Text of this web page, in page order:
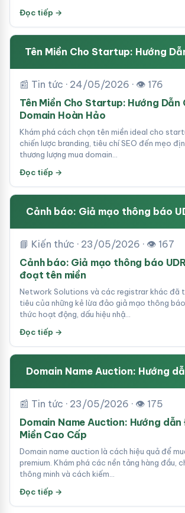
Đọc tiếp →
Tên Miền Cho Startup: Hướng
📰 Tin tức · 24/05/2026 · 👁 176
Tên Miền Cho Startup: Hướng Dẫn
Domain Hoàn Hảo
Khám phá cách chọn tên miền ideal cho
chiến lược branding, tiêu chí SEO đến mẹo
thương lượng mua domain…
Đọc tiếp →
Cảnh báo: Giả mạo thông báo
📘 Kiến thức · 23/05/2026 · 👁 167
Cảnh báo: Giả mạo thông báo
đoạt tên miền
Network Solutions và các registrar khác đã
tiêu của những kẻ lừa đảo giả mạo thông báo
thức hoạt động, dấu hiệu nhậ…
Đọc tiếp →
Domain Name Auction: Hướng
📰 Tin tức · 23/05/2026 · 👁 175
Domain Name Auction: Hướng dẫn
Miền Cao Cấp
Domain name auction là cách hiệu quả để
premium. Khám phá các nền tảng hàng đầu,
thông minh và cách kiếm…
Đọc tiếp →